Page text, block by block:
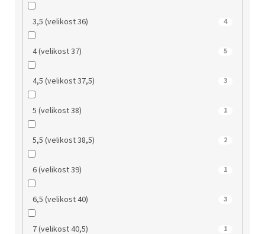
3,5 (velikost 36) 4
4 (velikost 37) 5
4,5 (velikost 37,5) 3
5 (velikost 38) 1
5,5 (velikost 38,5) 2
6 (velikost 39) 1
6,5 (velikost 40) 3
7 (velikost 40,5) 1